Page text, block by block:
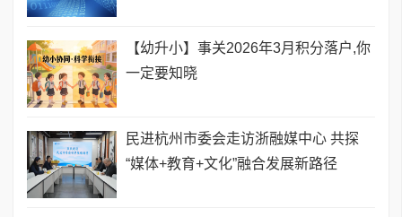
【幼升小】事关2026年3月积分落户,你
一定要知晓
民进杭州市委会走访浙融媒中心 共探
“媒体+教育+文化”融合发展新路径